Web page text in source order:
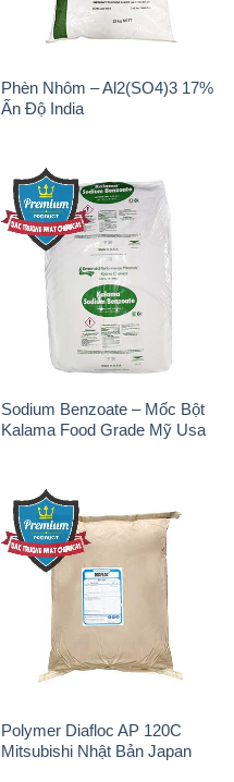
Phèn Nhôm – Al2(SO4)3 17%
Ấn Độ India
Sodium Benzoate – Mốc Bột
Kalama Food Grade Mỹ Usa
Polymer Diafloc AP 120C
Mitsubishi Nhật Bản Japan